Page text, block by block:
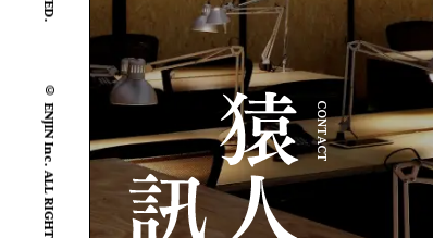
© ENJIN Inc. ALL RIGHTS RESERVED.
CONTACT